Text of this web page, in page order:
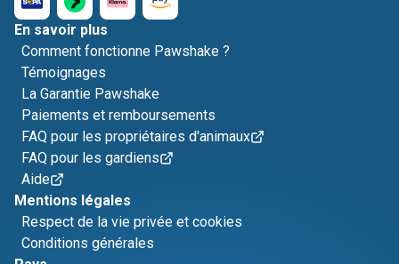
En savoir plus
Comment fonctionne Pawshake ?
Témoignages
La Garantie Pawshake
Paiements et remboursements
FAQ pour les propriétaires d'animaux
FAQ pour les gardiens
Aide
Mentions légales
Respect de la vie privée et cookies
Conditions générales